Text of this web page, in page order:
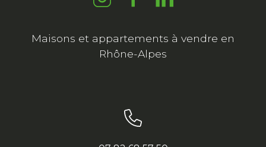
Maisons et appartements à vendre en
Rhône-Alpes